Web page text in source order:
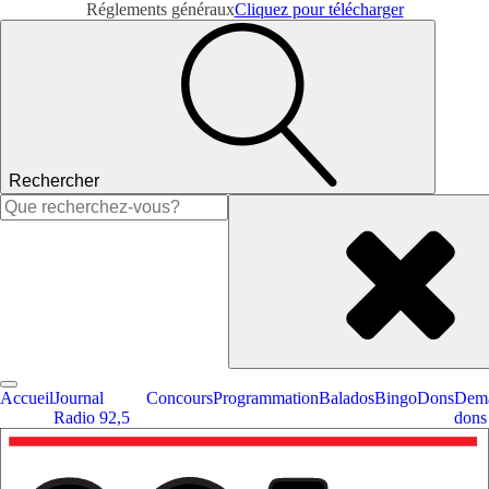
Réglements générauxCliquez pour télécharger
Rechercher
Rechercher :
AccueilJournal
Radio 92,5
ConcoursProgrammationBaladosBingoDons
dons